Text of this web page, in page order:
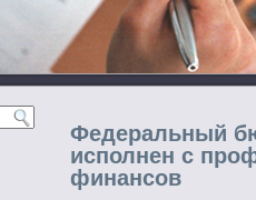
Федеральный
исполнен с
финансов